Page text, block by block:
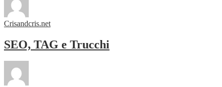
Crisandcris.net
SEO, TAG e Trucchi